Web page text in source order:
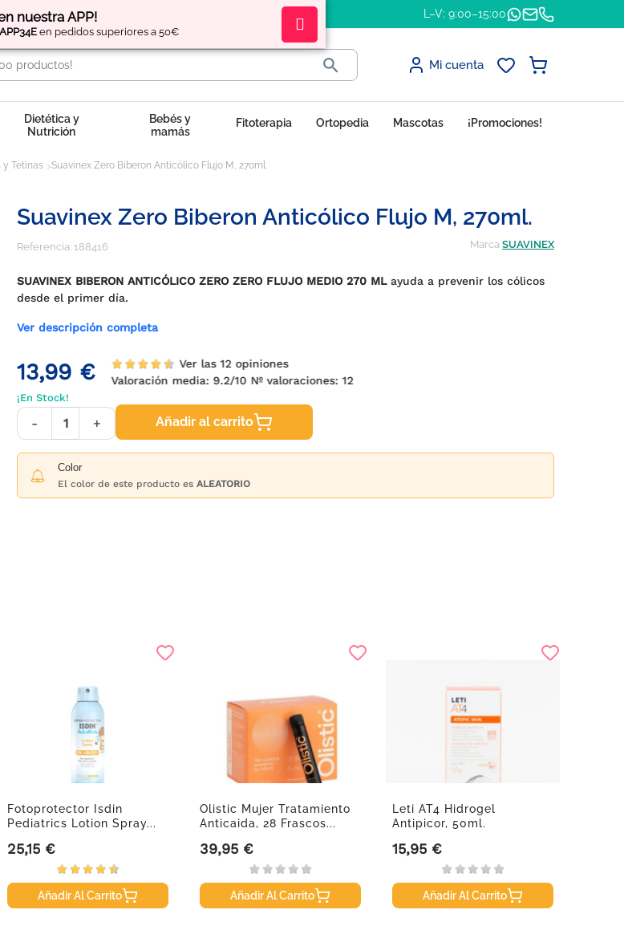
nuestra APP!
APP34E en pedidos superiores a 50€
Regístratey obtén L–V: 9:00–15:00
 Mi cuenta
Dietética y
Nutrición
Bebés y
mamás
Fitoterapia Ortopedia Mascotas ¡Promociones!
y Tetinas Suavinex Zero Biberon Anticólico Flujo M, 270ml.
Suavinex Zero Biberon Anticólico Flujo M, 270ml.
Referencia: 188416 Marca SUAVINEX
SUAVINEX BIBERON ANTICÓLICO ZERO ZERO FLUJO MEDIO 270 MLayuda a prevenir los cólicos
desde el primer día.
Ver descripción completa
13,99 €
Ver las 12 opiniones
Valoración media: 9.2/10 Nº valoraciones: 12
¡En Stock!
- + Añadir al carrito
Color
El color de este producto es ALEATORIO
Fotoprotector Isdin
Pediatrics Lotion Spray...
Precio
25,15 €
Añadir Al Carrito
Olistic Mujer Tratamiento
Anticaida, 28 Frascos...
Precio
39,95 €
Añadir Al Carrito
Leti AT4 Hidrogel
Antipicor, 50ml.
Precio
15,95 €
Añadir Al Carrito